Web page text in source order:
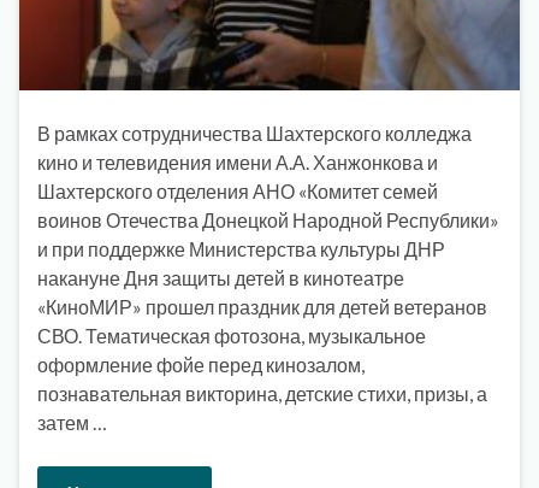
В рамках сотрудничества Шахтерского колледжа
кино и телевидения имени А.А. Ханжонкова и
Шахтерского отделения АНО «Комитет семей
воинов Отечества Донецкой Народной Республики»
и при поддержке Министерства культуры ДНР
накануне Дня защиты детей в кинотеатре
«КиноМИР» прошел праздник для детей ветеранов
СВО. Тематическая фотозона, музыкальное
оформление фойе перед кинозалом,
познавательная викторина, детские стихи, призы, а
затем …